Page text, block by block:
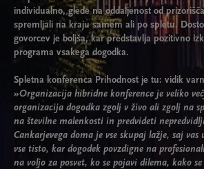
individualno, glede na oddaljenost od
spremljali na kraju samem ali po spletu.
govorcev je boljša, kar predstavlja pozitivno
programa vsakega dogodka.
Spletna konferenca Prihodnost je tu: vidik
»Organizacija hibridne konference je veliko
organizacija dogodka zgolj v živo ali zgolj na
na številne malenkosti in predvideti
Cankarjevega doma je vse skupaj lažje, saj
vse tisto, kar dogodek povzdigne na
na voljo za posvet, ko se pojavi dilema, kako